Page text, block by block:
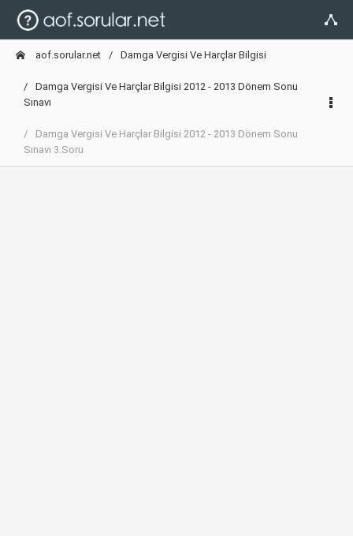
aof.sorular.net Damga Vergisi Ve Harçlar Bilgisi
Damga Vergisi Ve Harçlar Bilgisi 2012 - 2013 Dönem Sonu
Sınavı
Damga Vergisi Ve Harçlar Bilgisi 2012 - 2013 Dönem Sonu
Sınavı 3.Soru